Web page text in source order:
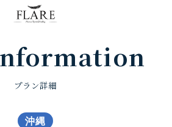
プラン詳細
沖縄